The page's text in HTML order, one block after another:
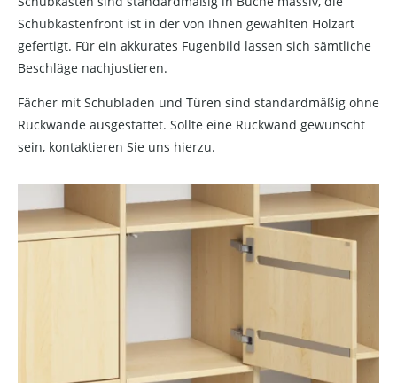
Schubkastenfront ist in der von Ihnen gewählten Holzart
gefertigt. Für ein akkurates Fugenbild lassen sich sämtliche
Beschläge nachjustieren.
Fächer mit Schubladen und Türen sind standardmäßig ohne
Rückwände ausgestattet. Sollte eine Rückwand gewünscht
sein, kontaktieren Sie uns hierzu.